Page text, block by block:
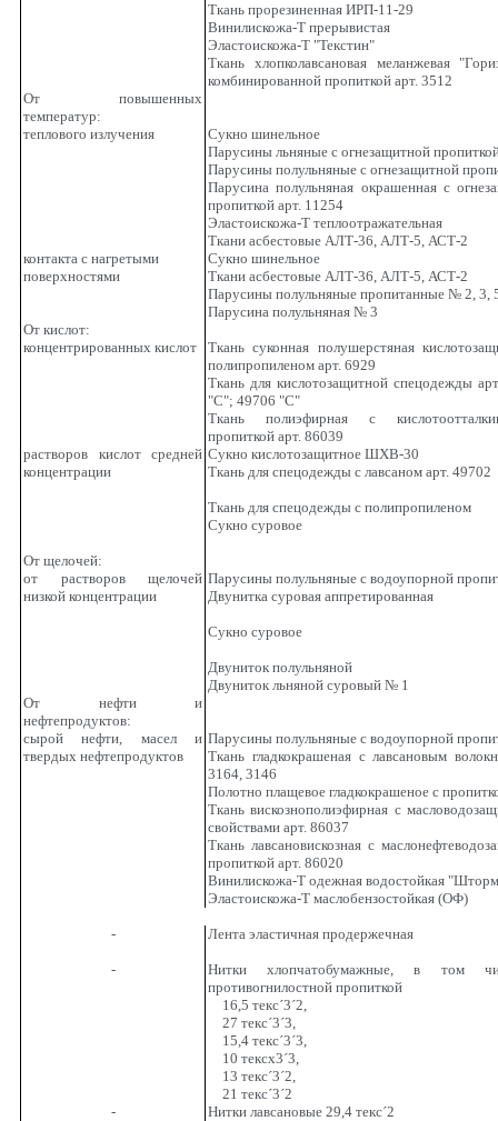
Ткань прорезиненная ИРП-11-29
Винилискожа-Т прерывистая
Эластоискожа-Т "Текстин"
Ткань хлопколавсановая меланжевая
комбинированной пропиткой арт. 3512
От повышенных
температур:
теплового излучения
Сукно шинельное
Парусины льняные с огнезащитной
Парусины полульняные с огнезащитной
Парусина полульняная окрашенная с
пропиткой арт. 11254
Эластоискожа-Т теплоотражательная
Ткани асбестовые АЛТ-36, АЛТ-5, АСТ-2
контакта с нагретыми
поверхностями
Сукно шинельное
Ткани асбестовые АЛТ-36, АЛТ-5, АСТ-2
Парусины полульняные пропитанные № 2, 3,
Парусина полульняная № 3
От кислот:
концентрированных кислот
Ткань суконная полушерстяная
полипропиленом арт. 6929
Ткань для кислотозащитной спецодежды
"С"; 49706 "С"
Ткань полиэфирная с
пропиткой арт. 86039
растворов кислот средней
концентрации
Сукно кислотозащитное ШХВ-30
Ткань для спецодежды с лавсаном арт. 49702
Ткань для спецодежды с полипропиленом
Сукно суровое
От щелочей:
от растворов щелочей
низкой концентрации
Парусины полульняные с водоупорной
Двунитка суровая аппретированная
Сукно суровое
Двуниток полульняной
Двуниток льняной суровый № 1
От нефти и
нефтепродуктов:
сырой нефти, масел и
твердых нефтепродуктов
Парусины полульняные с водоупорной
Ткань гладкокрашеная с лавсановым
3164, 3146
Полотно плащевое гладкокрашеное с
Ткань вискознополиэфирная с
свойствами арт. 86037
Ткань лавсановискозная с
пропиткой арт. 86020
Винилискожа-Т одежная водостойкая
Эластоискожа-Т маслобензостойкая (ОФ)
- Лента эластичная продержечная
-
Нитки хлопчатобумажные, в том
противогнилостной пропиткой
16,5 текс´3´2,
27 текс´3´3,
15,4 текс´3´3,
10 тексх3´3,
13 текс´3´2,
21 текс´3´2
-
Нитки лавсановые 29,4 текс´2